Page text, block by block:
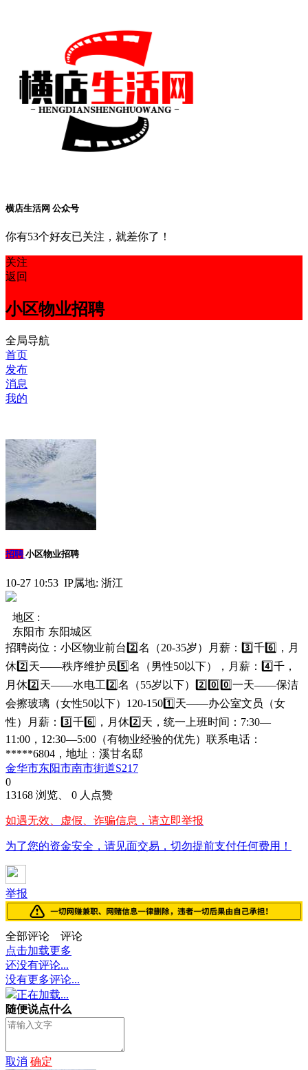
横店生活网 公众号
你有53个好友已关注，就差你了！
关注
返回
小区物业招聘
全局导航
首页
发布
消息
我的
招聘 小区物业招聘
10-27 10:53 IP属地: 浙江
地区 :
东阳市 东阳城区
招聘岗位：小区物业前台2️⃣名（20-35岁）月薪：3️⃣千6️⃣，月
休2️⃣天——秩序维护员5️⃣名（男性50以下），月薪：4️⃣千，
月休2️⃣天——水电工2️⃣名（55岁以下）2️⃣0️⃣0️⃣一天——保洁
会擦玻璃（女性50以下）120-1501️⃣天——办公室文员（女
性）月薪：3️⃣千6️⃣，月休2️⃣天，统一上班时间：7:30—
11:00，12:30—5:00（有物业经验的优先）联系电话：
*****6804，地址：溪甘名邸
金华市东阳市南市街道S217
0
13168 浏览、 0 人点赞
如遇无效、虚假、诈骗信息，请立即举报
为了您的资金安全，请见面交易，切勿提前支付任何费用！
举报
全部评论
评论
点击加载更多
还没有评论...
没有更多评论...
正在加载...
随便说点什么
取消 确定